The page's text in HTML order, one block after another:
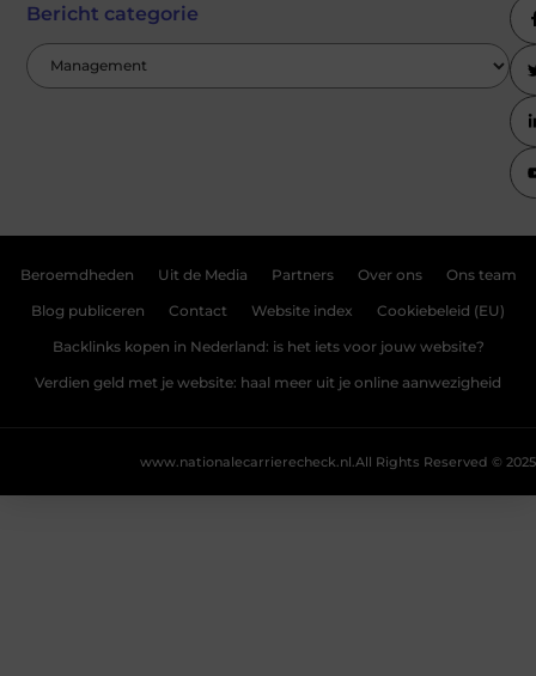
Bericht categorie
Beroemdheden Uit de Media Partners Over ons Ons team
Blog publiceren Contact Website index Cookiebeleid (EU)
Backlinks kopen in Nederland: is het iets voor jouw website?
Verdien geld met je website: haal meer uit je online aanwezigheid
All Rights Reserved © 2025
www.nationalecarrierecheck.nl.